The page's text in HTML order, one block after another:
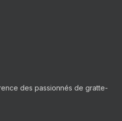
des passionnés de gratte-